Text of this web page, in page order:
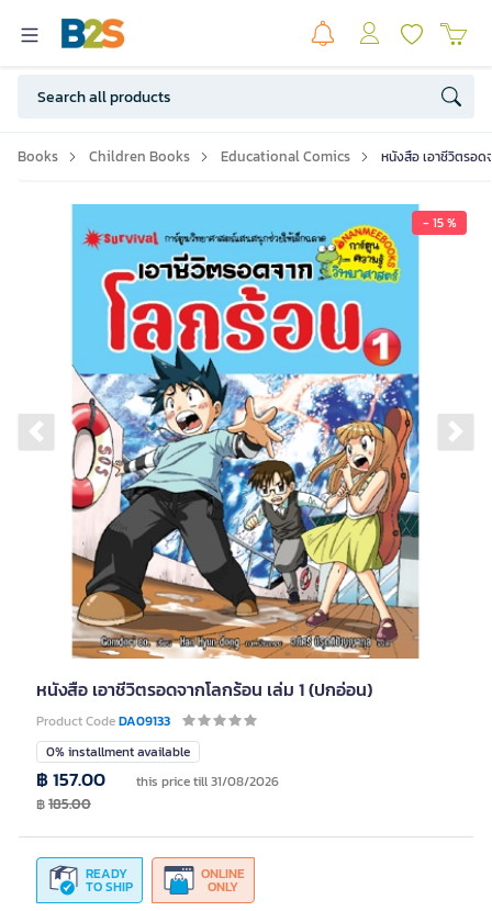
Books Children Books Educational Comics หนังสือ เอาชีวิตรอด
- 15 %
Previous slide
หนังสือ เอาชีวิตรอดจากโลกร้อน เล่ม 1 (ปกอ่อน)
Product CodeDA09133
0% installment available
READY
TO SHIP
ONLINE
ONLY
฿ 157.00 this price till 31/08/2026
฿185.00